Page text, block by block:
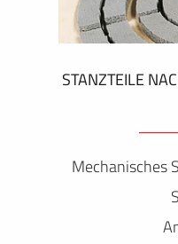
STANZTEILE
Mechanisches